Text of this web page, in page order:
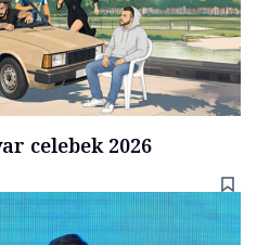
celebek 2026